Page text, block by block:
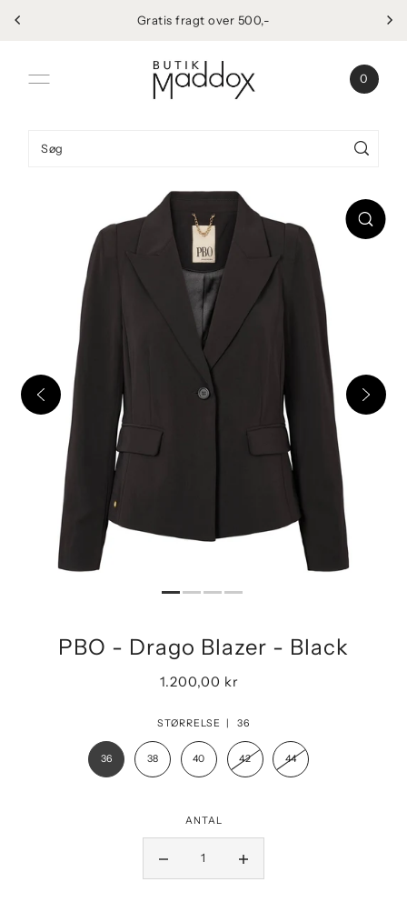
Spring til indholdGratis fragt over 500,-
0
PBO - Drago Blazer - Black
1.200,00 kr
STØRRELSE | 36
36 38 40 42 44
ANTAL